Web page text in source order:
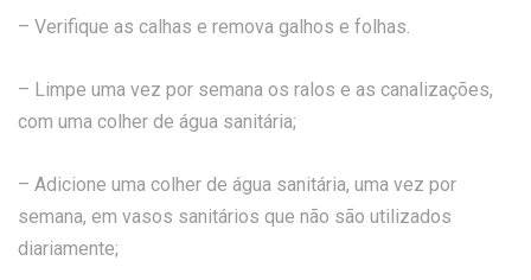
– Verifique as calhas e remova galhos e folhas.
– Limpe uma vez por semana os ralos e as canalizações,
com uma colher de água sanitária;
– Adicione uma colher de água sanitária, uma vez por
semana, em vasos sanitários que não são utilizados
diariamente;